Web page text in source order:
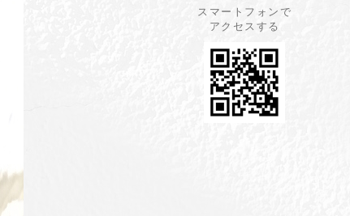
スマートフォンで
アクセスする